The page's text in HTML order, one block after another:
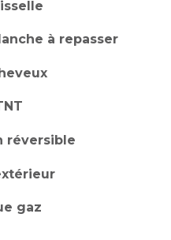
à repasser
réversible
gaz